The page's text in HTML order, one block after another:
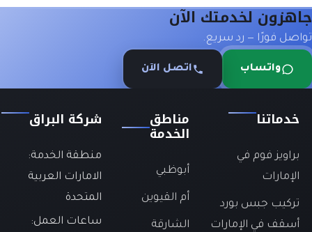
جاهزون لخدمتك الآن
تواصل فورًا — رد سريع.
واتساب اتصل الآن
خدماتنا
براويز فوم في
الإمارات
تركيب جبس بورد
أسقف في الإمارات
مناطق
الخدمة
أبوظبي
أم القيوين
الشارقة
شركة البراق
منطقة الخدمة:
الامارات العربية
المتحدة
ساعات العمل: